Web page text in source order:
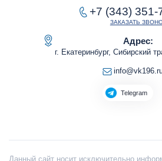
+7 (343) 351-
ЗАКАЗАТЬ
Адрес:
г. Екатеринбург, Сибирский
Telegram
Данный сайт носит исключительно